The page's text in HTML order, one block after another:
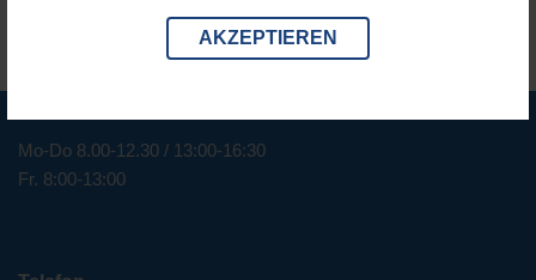
AKZEPTIEREN
Mo-Do 8.00-12.30 / 13:00-16:30
Fr. 8:00-13:00